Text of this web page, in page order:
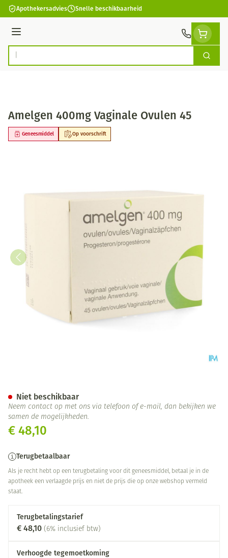
Ga naar de inhoud
Apothekersadvies Snelle beschikbaarheid
Menu
Product, merk, categorie... Zoek
Amelgen 400mg Vaginale Ovulen 45
Op voorschrift
Geneesmiddel
€ 48,10
Terugbetaalbaar
Als je recht hebt op een terugbetaling voor dit geneesmiddel, betaal je in de
apotheek een verlaagde prijs en niet de prijs die op onze webshop vermeld
staat.
Terugbetalingstarief
€ 48,10 (6% inclusief btw)
Verhoogde tegemoetkoming
Niet beschikbaar
Neem contact op met ons via telefoon of e-mail, dan bekijken we
samen de mogelijkheden.